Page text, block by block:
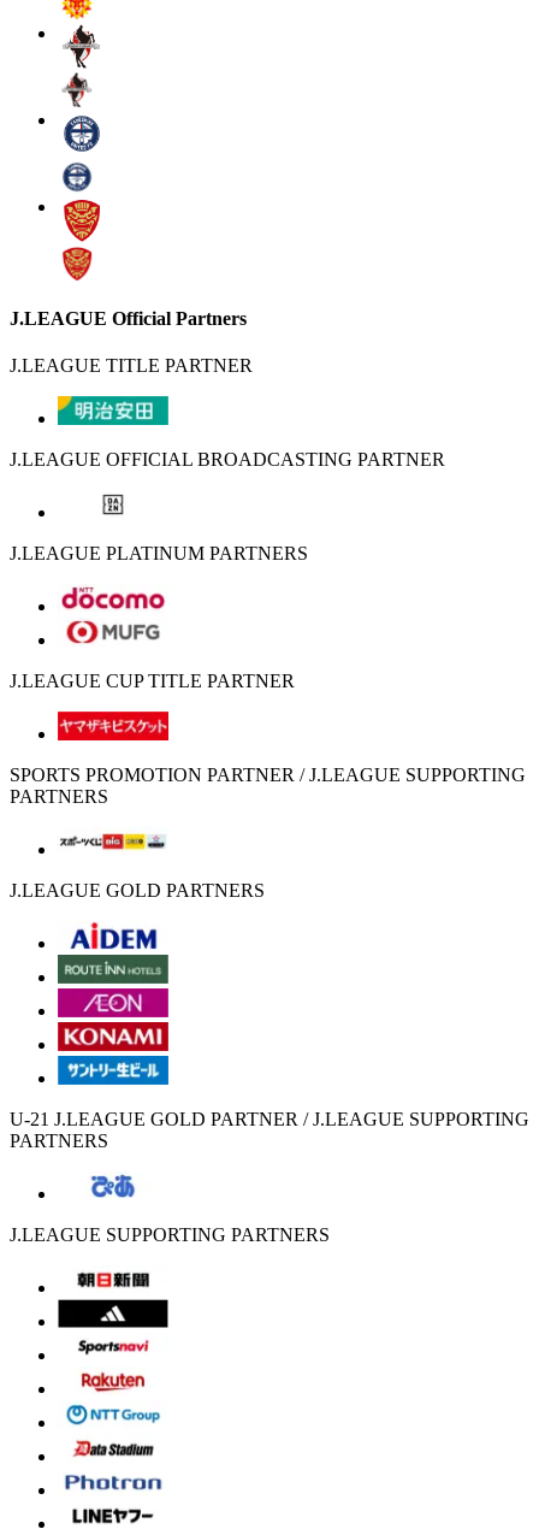
J.LEAGUE Official Partners
J.LEAGUE TITLE PARTNER
J.LEAGUE OFFICIAL BROADCASTING PARTNER
J.LEAGUE PLATINUM PARTNERS
J.LEAGUE CUP TITLE PARTNER
SPORTS PROMOTION PARTNER / J.LEAGUE SUPPORTING
PARTNERS
J.LEAGUE GOLD PARTNERS
U-21 J.LEAGUE GOLD PARTNER / J.LEAGUE SUPPORTING
PARTNERS
J.LEAGUE SUPPORTING PARTNERS